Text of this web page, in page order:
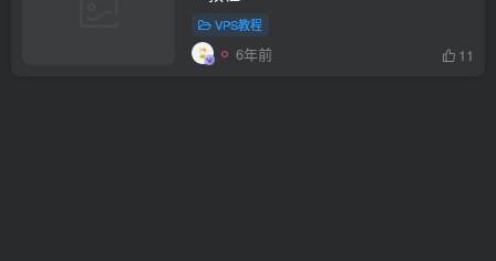
VPS教程
6年前 11